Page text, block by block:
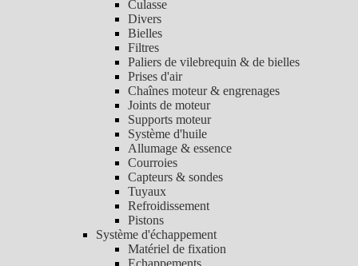
Culasse
Divers
Bielles
Filtres
Paliers de vilebrequin & de bielles
Prises d'air
Chaînes moteur & engrenages
Joints de moteur
Supports moteur
Système d'huile
Allumage & essence
Courroies
Capteurs & sondes
Tuyaux
Refroidissement
Pistons
Système d'échappement
Matériel de fixation
Echappements